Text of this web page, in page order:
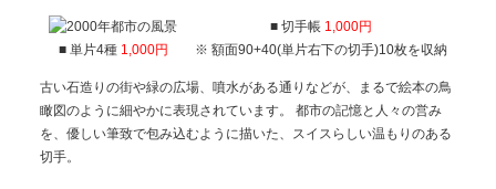
■ 単片4種 1,000円
■ 切手帳 1,000円
※ 額面90+40(単片右下の切手)10枚を収納
古い石造りの街や緑の広場、噴水がある通りなどが、まるで絵本の鳥
瞰図のように細やかに表現されています。 都市の記憶と人々の営み
を、優しい筆致で包み込むように描いた、スイスらしい温もりのある
切手。